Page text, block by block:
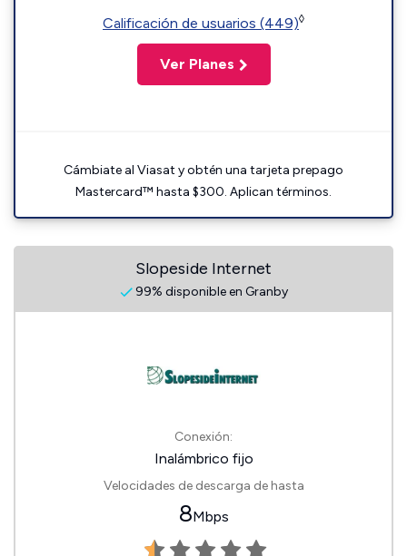
Calificación de usuarios (449)◊
Ver Planes
Cámbiate al Viasat y obtén una tarjeta prepago
Mastercard™ hasta $300. Aplican términos.
Slopeside Internet
99% disponible en Granby
Conexión:
Inalámbrico fijo
Velocidades de descarga de hasta
8Mbps